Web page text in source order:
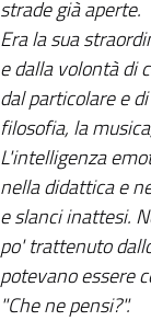
strade già aperte.
Era la sua
e dalla volontà di
dal particolare e
filosofia, la
L'intelligenza
nella didattica e
e slanci inattesi.
po' trattenuto
potevano essere
"Che ne pensi?".